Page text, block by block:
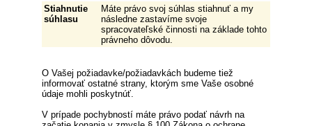
Stiahnutie
súhlasu
Máte právo svoj súhlas stiahnuť a my
následne zastavíme svoje
spracovateľské činnosti na základe tohto
právneho dôvodu.
O Vašej požiadavke/požiadavkách budeme tiež
informovať ostatné strany, ktorým sme Vaše osobné
údaje mohli poskytnúť.
V prípade pochybností máte právo podať návrh na